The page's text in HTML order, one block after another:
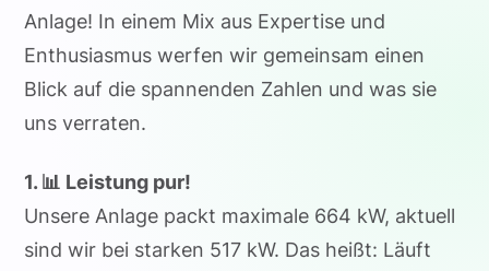
Anlage! In einem Mix aus Expertise und
Enthusiasmus werfen wir gemeinsam einen
Blick auf die spannenden Zahlen und was sie
uns verraten.
1. 📊 Leistung pur!
Unsere Anlage packt maximale 664 kW, aktuell
sind wir bei starken 517 kW. Das heißt: Läuft